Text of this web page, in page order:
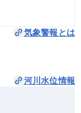
気象警報とは
河川水位情報